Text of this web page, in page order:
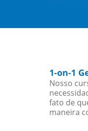
1-on-1
Nosso
fato de
maneira